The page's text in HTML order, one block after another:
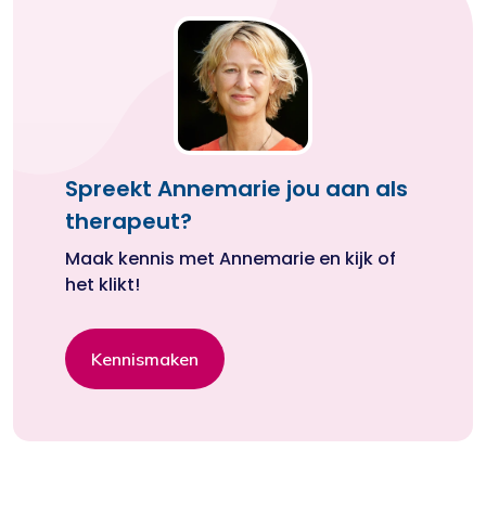
Spreekt Annemarie jou aan als
therapeut?
Maak kennis met Annemarie en kijk of
het klikt!
Kennismaken